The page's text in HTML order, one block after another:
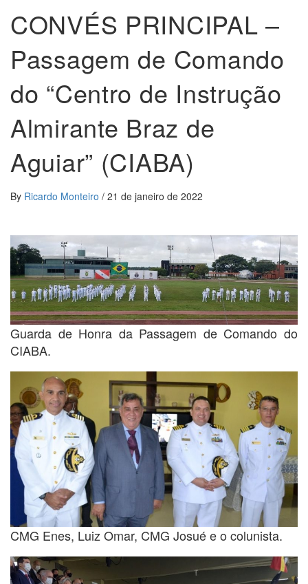
CONVÉS PRINCIPAL –
Passagem de Comando
do “Centro de Instrução
Almirante Braz de
Aguiar” (CIABA)
By Ricardo Monteiro / 21 de janeiro de 2022
Guarda de Honra da Passagem de Comando do
CIABA.
CMG Enes, Luiz Omar, CMG Josué e o colunista.